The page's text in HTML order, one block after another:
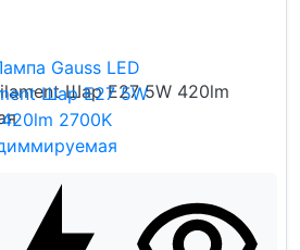
Шар E27 5W 420lm